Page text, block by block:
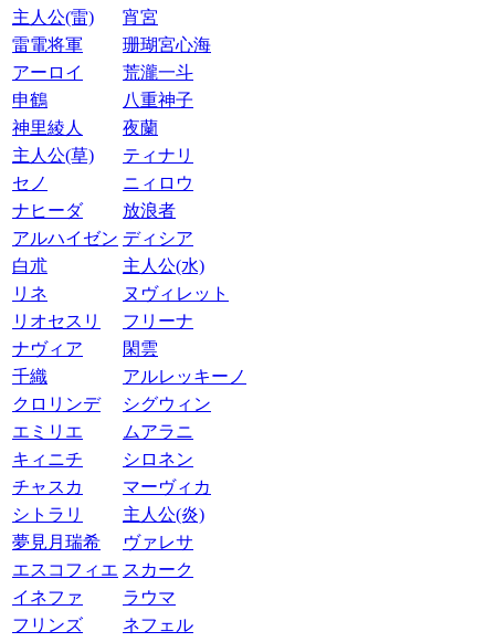
主人公(雷)
宵宮
雷電将軍
珊瑚宮心海
アーロイ
荒瀧一斗
申鶴
八重神子
神里綾人
夜蘭
主人公(草)
ティナリ
セノ
ニィロウ
ナヒーダ
放浪者
アルハイゼン ディシア
白朮
主人公(水)
リネ
ヌヴィレット
リオセスリ
フリーナ
ナヴィア
閑雲
千織
アルレッキーノ
クロリンデ
シグウィン
エミリエ
ムアラニ
キィニチ
シロネン
チャスカ
マーヴィカ
シトラリ
主人公(炎)
夢見月瑞希
ヴァレサ
エスコフィエ スカーク
イネファ
ラウマ
フリンズ
ネフェル